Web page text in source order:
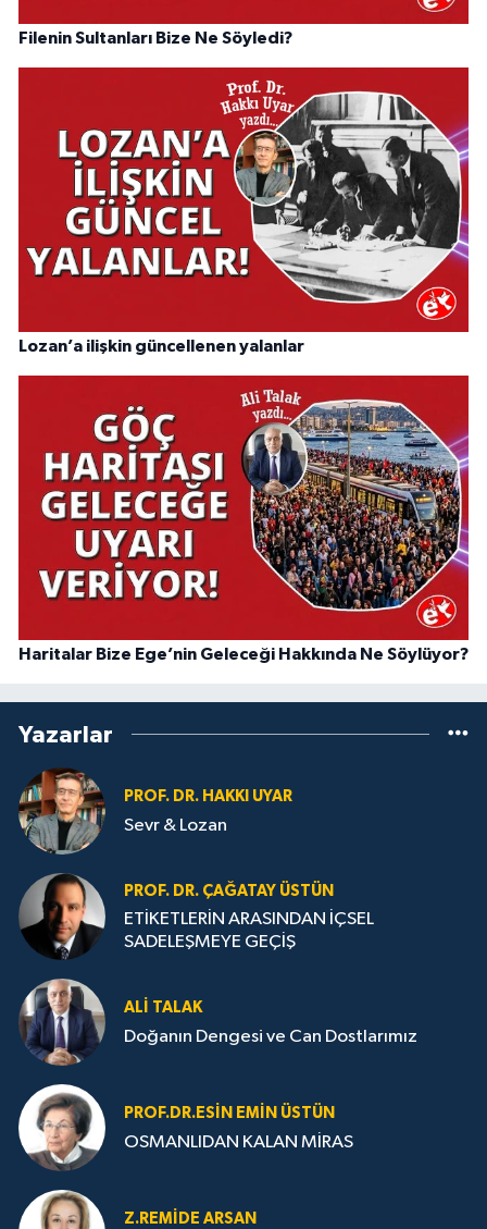
Filenin Sultanları Bize Ne Söyledi?
Lozan’a ilişkin güncellenen yalanlar
Haritalar Bize Ege’nin Geleceği Hakkında Ne Söylüyor?
Yazarlar
PROF. DR. HAKKI UYAR
Sevr & Lozan
PROF. DR. ÇAĞATAY ÜSTÜN
ETİKETLERİN ARASINDAN İÇSEL
SADELEŞMEYE GEÇİŞ
ALI TALAK
Doğanın Dengesi ve Can Dostlarımız
PROF.DR.ESIN EMIN ÜSTÜN
OSMANLIDAN KALAN MİRAS
Z.REMIDE ARSAN